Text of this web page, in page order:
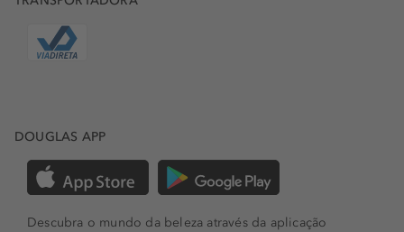
DOUGLAS APP
Descubra o mundo da beleza através da aplicação